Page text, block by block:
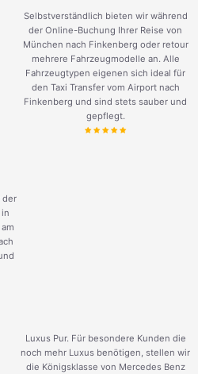
Selbstverständlich bieten wir während
der Online-Buchung Ihrer Reise von
München nach Finkenberg oder retour
mehrere Fahrzeugmodelle an. Alle
Fahrzeugtypen eigenen sich ideal für
den Taxi Transfer vom Airport nach
Finkenberg und sind stets sauber und
gepflegt.
der
Luxus Pur. Für besondere Kunden die
noch mehr Luxus benötigen, stellen wir
die Königsklasse von Mercedes Benz